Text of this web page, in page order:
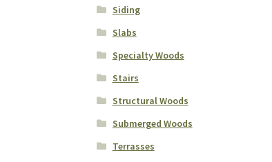
Siding
Slabs
Specialty Woods
Stairs
Structural Woods
Submerged Woods
Terrasses